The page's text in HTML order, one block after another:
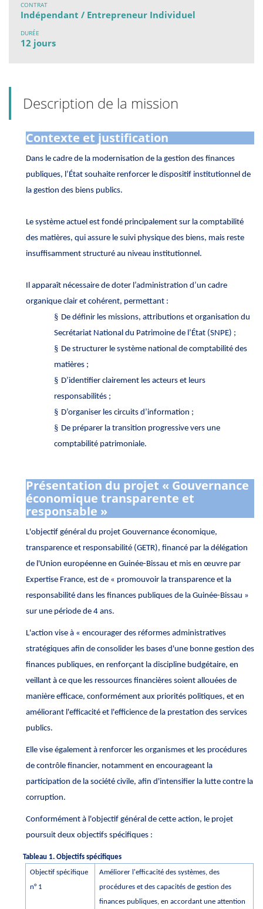
CONTRAT
Indépendant / Entrepreneur Individuel
DURÉE
12 jours
Description de la mission
Contexte et justification
Dans le cadre de la modernisation de la gestion des finances
publiques, l’État souhaite renforcer le dispositif institutionnel de
la gestion des biens publics.
Le système actuel est fondé principalement sur la comptabilité
des matières, qui assure le suivi physique des biens, mais reste
insuffisamment structuré au niveau institutionnel.
Il apparaît nécessaire de doter l’administration d’un cadre
organique clair et cohérent, permettant :
§ De définir les missions, attributions et organisation du
Secrétariat National du Patrimoine de l’État (SNPE) ;
§ De structurer le système national de comptabilité des
matières ;
§ D’identifier clairement les acteurs et leurs
responsabilités ;
§ D’organiser les circuits d’information ;
§ De préparer la transition progressive vers une
comptabilité patrimoniale.
Présentation du projet « Gouvernance
économique transparente et
responsable »
L'objectif général du projet Gouvernance économique,
transparence et responsabilité (GETR), financé par la délégation
de l'Union européenne en Guinée-Bissau et mis en œuvre par
Expertise France, est de « promouvoir la transparence et la
responsabilité dans les finances publiques de la Guinée-Bissau »
sur une période de 4 ans.
L'action vise à « encourager des réformes administratives
stratégiques afin de consolider les bases d'une bonne gestion des
finances publiques, en renforçant la discipline budgétaire, en
veillant à ce que les ressources financières soient allouées de
manière efficace, conformément aux priorités politiques, et en
améliorant l'efficacité et l'efficience de la prestation des services
publics.
Elle vise également à renforcer les organismes et les procédures
de contrôle financier, notamment en encourageant la
participation de la société civile, afin d'intensifier la lutte contre la
corruption.
Conformément à l'objectif général de cette action, le projet
poursuit deux objectifs spécifiques :
Tableau 1. Objectifs spécifiques
Objectif spécifique
n° 1
Améliorer l'efficacité des systèmes, des
procédures et des capacités de gestion des
finances publiques, en accordant une attention